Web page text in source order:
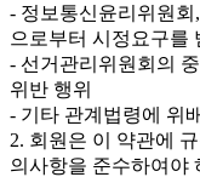
- 정보통신윤리위원
으로부터 시정요구를
- 선거관리위원회의
위반 행위
- 기타 관계법령에 위
2. 회원은 이 약관에
의사항을 준수하여야